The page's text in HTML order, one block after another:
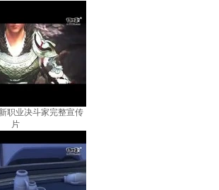
职业决斗家完整宣传
片